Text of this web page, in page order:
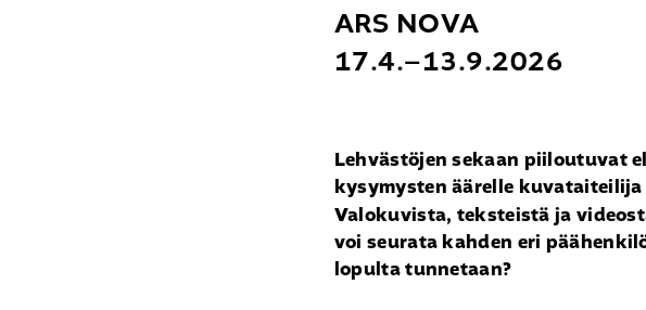
ARS NOVA
17.4.–13.9.2026
Lehvästöjen sekaan piiloutuvat
kysymysten äärelle
Valokuvista, teksteistä ja
voi seurata kahden eri
lopulta tunnetaan?